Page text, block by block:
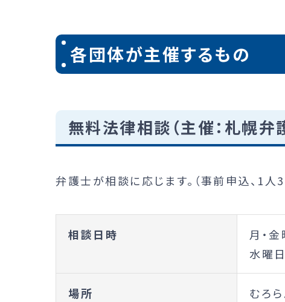
各団体が主催するもの
無料法律相談（主催：札幌弁
弁護士が相談に応じます。（事前申込、1人
相談日時
月・
水曜
場所
むろ